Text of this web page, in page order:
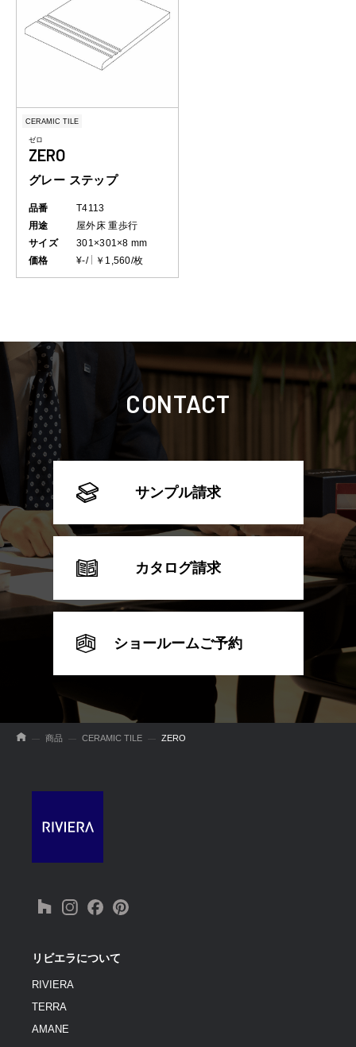
CERAMIC TILE
ゼロ
ZERO
グレー ステップ
品番
T4113
用途
屋外床 重歩行
サイズ
301×301×8 mm
価格
¥-/ ￥1,560/枚
CONTACT
サンプル請求
カタログ請求
ショールームご予約
商品 CERAMIC TILE ZERO
リビエラについて
RIVIERA
TERRA
AMANE